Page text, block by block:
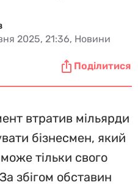
2025, 21:36, Новини
Поділитися
втратив мільярди
бізнесмен, який
тільки свого
збігом обставин